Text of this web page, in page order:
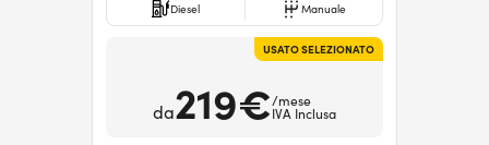
Diesel Manuale
USATO SELEZIONATO
da219€/mese
IVA Inclusa